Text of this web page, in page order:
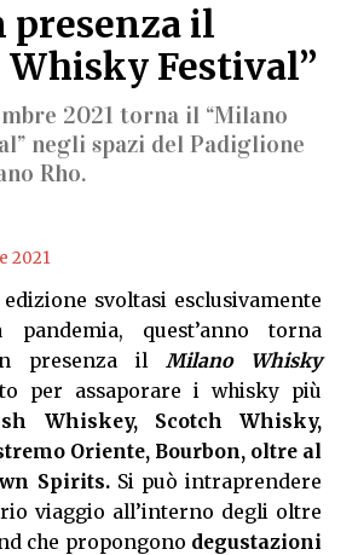
presenza il
Festival”
2021 torna il “Milano
negli spazi del Padiglione
Rho.
2021
svoltasi esclusivamente
quest’anno torna
presenza il Milano Whisky
per assaporare i whisky più
Whiskey, Scotch Whisky,
Oriente, Bourbon, oltre al
Spirits. Si può intraprendere
viaggio all’interno degli oltre
che propongono degustazioni